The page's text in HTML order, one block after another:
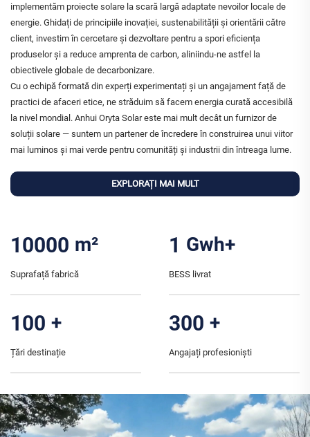
implementăm proiecte solare la scară largă adaptate nevoilor locale de
energie. Ghidați de principiile inovației, sustenabilității și orientării către
client, investim în cercetare și dezvoltare pentru a spori eficiența
produselor și a reduce amprenta de carbon, aliniindu-ne astfel la
obiectivele globale de decarbonizare.
Cu o echipă formată din experți experimentați și un angajament față de
practici de afaceri etice, ne străduim să facem energia curată accesibilă
la nivel mondial. Anhui Oryta Solar este mai mult decât un furnizor de
soluții solare — suntem un partener de încredere în construirea unui viitor
mai luminos și mai verde pentru comunități și industrii din întreaga lume.
EXPLORAȚI MAI MULT
10000 m²
Suprafață fabrică
1 Gwh+
BESS livrat
100 +
Țări destinație
300 +
Angajați profesioniști